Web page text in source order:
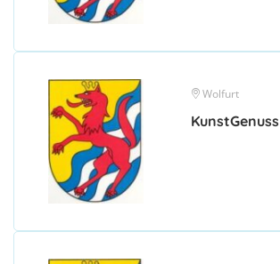
Wolfurt
KunstGenuss